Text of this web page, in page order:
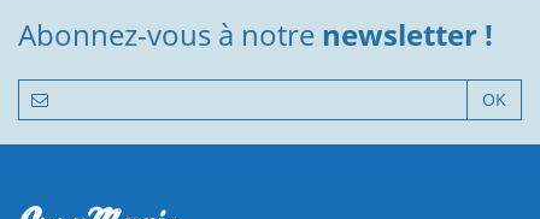
Abonnez-vous à notre newsletter !
OK